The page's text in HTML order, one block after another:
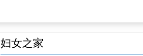
妇女之家